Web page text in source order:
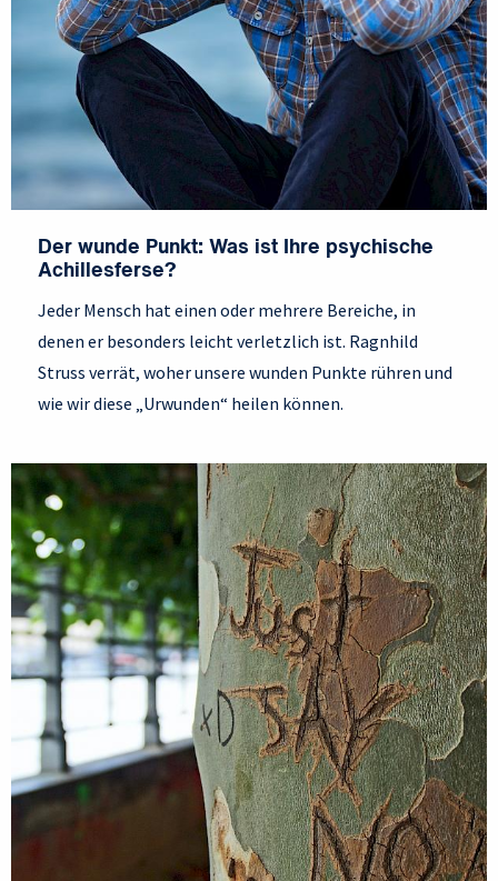
Der wunde Punkt: Was ist Ihre psychische
Achillesferse?
Jeder Mensch hat einen oder mehrere Bereiche, in
denen er besonders leicht verletzlich ist. Ragnhild
Struss verrät, woher unsere wunden Punkte rühren und
wie wir diese „Urwunden“ heilen können.